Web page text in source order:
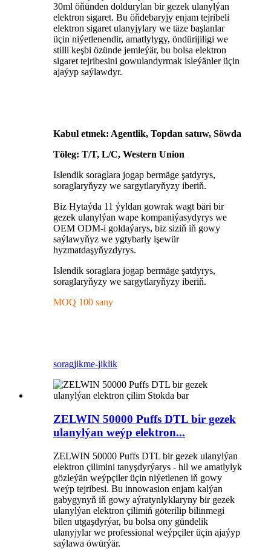
30ml öňünden doldurylan bir gezek ulanylýan
elektron sigaret. Bu öňdebaryjy enjam tejribeli
elektron sigaret ulanyjylary we täze başlanlar
üçin niýetlenendir, amatlylygy, öndürijiligi we
stilli keşbi özünde jemleýär, bu bolsa elektron
sigaret tejribesini gowulandyrmak isleýänler üçin
ajaýyp saýlawdyr.
Kabul etmek: Agentlik, Topdan satuw, Söwda
Töleg: T/T, L/C, Western Union
Islendik soraglara jogap bermäge şatdyrys,
soraglaryňyzy we sargytlaryňyzy iberiň.
Biz Hytaýda 11 ýyldan gowrak wagt bäri bir
gezek ulanylýan wape kompaniýasydyrys we
OEM ODM-i goldaýarys, biz siziň iň gowy
saýlawyňyz we ygtybarly işewür
hyzmatdaşyňyzdyrys.
Islendik soraglara jogap bermäge şatdyrys,
soraglaryňyzy we sargytlaryňyzy iberiň.
MOQ 100 sany
soragjikme-jiklik
ZELWIN 50000 Puffs DTL bir gezek
ulanylýan weýp elektron...
ZELWIN 50000 Puffs DTL bir gezek ulanylýan
elektron çilimini tanyşdyrýarys - hil we amatlylyk
gözleýän weýpçiler üçin niýetlenen iň gowy
weýp tejribesi. Bu innowasion enjam kalýan
gabygynyň iň gowy aýratynlyklaryny bir gezek
ulanylýan elektron çilimiň göterilip bilinmegi
bilen utgaşdyrýar, bu bolsa ony gündelik
ulanyjylar we professional weýpçiler üçin ajaýyp
saýlawa öwürýär.